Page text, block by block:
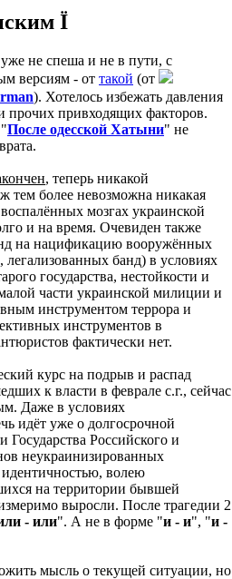
Ї
не спеша и не в пути, с
версиям - от такой (от
). Хотелось избежать давления
прочих привходящих факторов.
После одесской Хатыни" не
, теперь никакой
тем более невозможна никакая
мозгах украинской
и на время. Очевиден также
на нацификацию вооружённых
банд) в условиях
государства, нестойкости и
части украинской милиции и
инструментом террора и
инструментов в
фактически нет.
курс на подрыв и распад
к власти в феврале с.г., сейчас
Даже в условиях
идёт уже о долгосрочной
Государства Российского и
неукраинизированных
идентичностью, волею
на территории бывшей
выросли. После трагедии 2
- или". А не в форме "и - и", "и -
мысль о текущей ситуации, но